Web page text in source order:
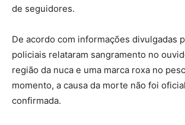
de seguidores.
De acordo com informações divulgadas
policiais relataram sangramento no
região da nuca e uma marca roxa no
momento, a causa da morte não foi
confirmada.